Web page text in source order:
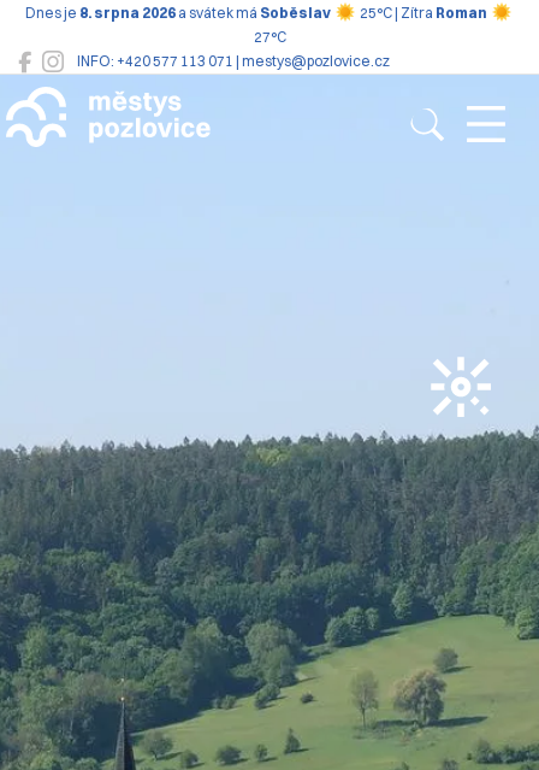
INFO: +420 577 113 071 | mestys@pozlovice.cz
Dnes je 8. srpna 2026 a svátek má Soběslav 25°C | Zítra Roman
27°C
Pozlovice